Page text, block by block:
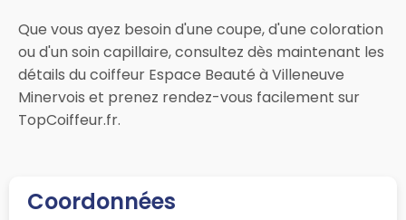
Que vous ayez besoin d'une coupe, d'une coloration
ou d'un soin capillaire, consultez dès maintenant les
détails du coiffeur Espace Beauté à Villeneuve
Minervois et prenez rendez-vous facilement sur
TopCoiffeur.fr.
Coordonnées